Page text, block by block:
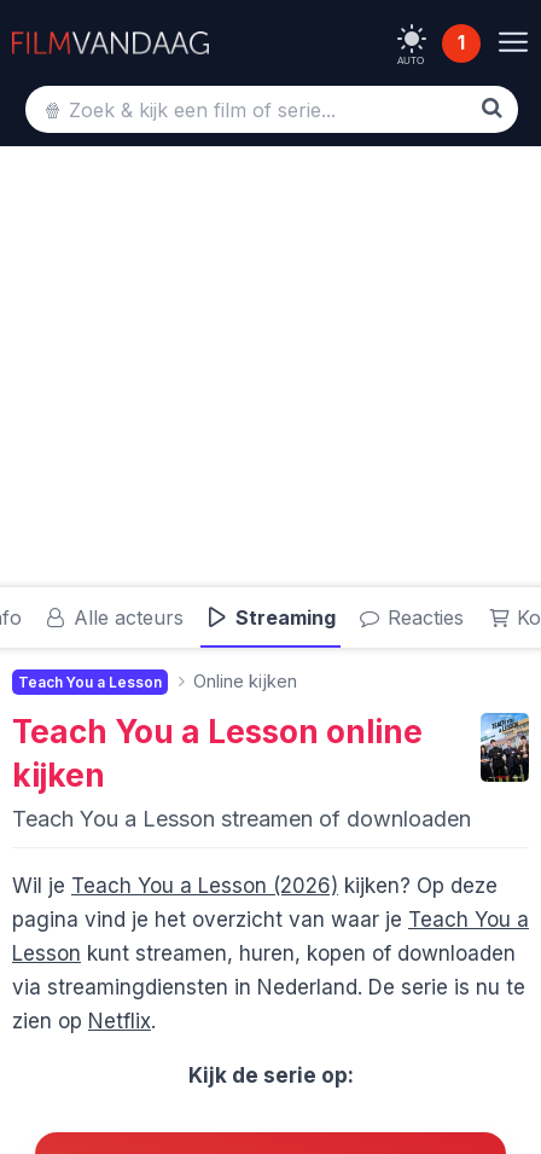
AUTO
1
Alle acteurs Streaming Reacties
Teach You a Lesson Online kijken
Teach You a Lesson online
kijken
Teach You a Lesson streamen of downloaden
Wil je Teach You a Lesson (2026) kijken? Op deze
pagina vind je het overzicht van waar je Teach You a
Lesson kunt streamen, huren, kopen of downloaden
via streamingdiensten in Nederland. De serie is nu te
zien op Netflix.
Kijk de serie op: